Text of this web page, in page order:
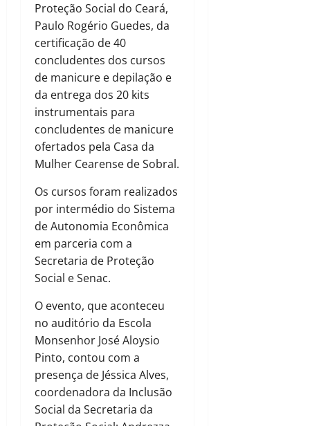
Proteção Social do Ceará,
Paulo Rogério Guedes, da
certificação de 40
concludentes dos cursos
de manicure e depilação e
da entrega dos 20 kits
instrumentais para
concludentes de manicure
ofertados pela Casa da
Mulher Cearense de Sobral.
Os cursos foram realizados
por intermédio do Sistema
de Autonomia Econômica
em parceria com a
Secretaria de Proteção
Social e Senac.
O evento, que aconteceu
no auditório da Escola
Monsenhor José Aloysio
Pinto, contou com a
presença de Jéssica Alves,
coordenadora da Inclusão
Social da Secretaria da